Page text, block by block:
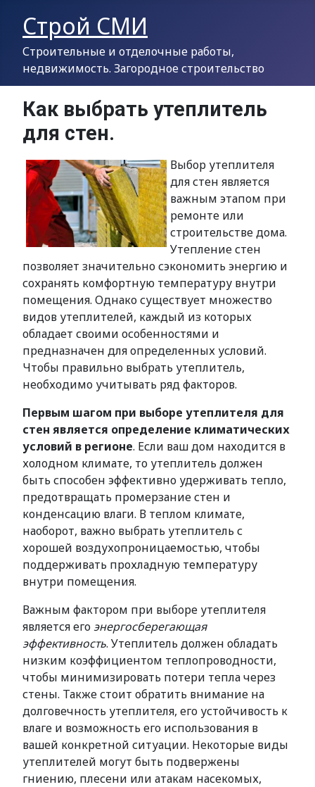
Строй СМИ
Строительные и отделочные работы,
недвижимость. Загородное строительство
Как выбрать утеплитель
для стен.
Выбор утеплителя
для стен является
важным этапом при
ремонте или
строительстве дома.
Утепление стен
позволяет значительно сэкономить энергию и
сохранять комфортную температуру внутри
помещения. Однако существует множество
видов утеплителей, каждый из которых
обладает своими особенностями и
предназначен для определенных условий.
Чтобы правильно выбрать утеплитель,
необходимо учитывать ряд факторов.
Первым шагом при выборе утеплителя для
стен является определение климатических
условий в регионе. Если ваш дом находится в
холодном климате, то утеплитель должен
быть способен эффективно удерживать тепло,
предотвращать промерзание стен и
конденсацию влаги. В теплом климате,
наоборот, важно выбрать утеплитель с
хорошей воздухопроницаемостью, чтобы
поддерживать прохладную температуру
внутри помещения.
Важным фактором при выборе утеплителя
является егоэнергосберегающая
эффективность. Утеплитель должен обладать
низким коэффициентом теплопроводности,
чтобы минимизировать потери тепла через
стены. Также стоит обратить внимание на
долговечность утеплителя, его устойчивость к
влаге и возможность его использования в
вашей конкретной ситуации. Некоторые виды
утеплителей могут быть подвержены
гниению, плесени или атакам насекомых,